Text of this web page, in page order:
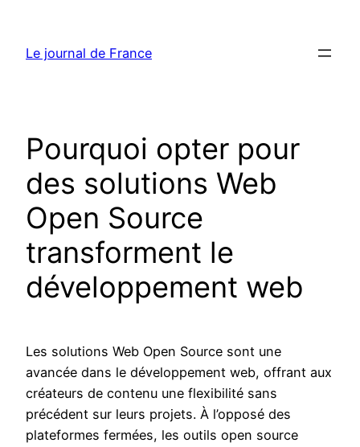
contenu
Le journal de France
Pourquoi opter pour
des solutions Web
Open Source
transforment le
développement web
Les solutions Web Open Source sont une
avancée dans le développement web, offrant aux
créateurs de contenu une flexibilité sans
précédent sur leurs projets. À l’opposé des
plateformes fermées, les outils open source